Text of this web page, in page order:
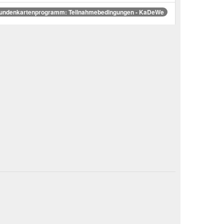
Teilnahmebedingungen - KaDeWe
T +49 30 21 21 27 00. E